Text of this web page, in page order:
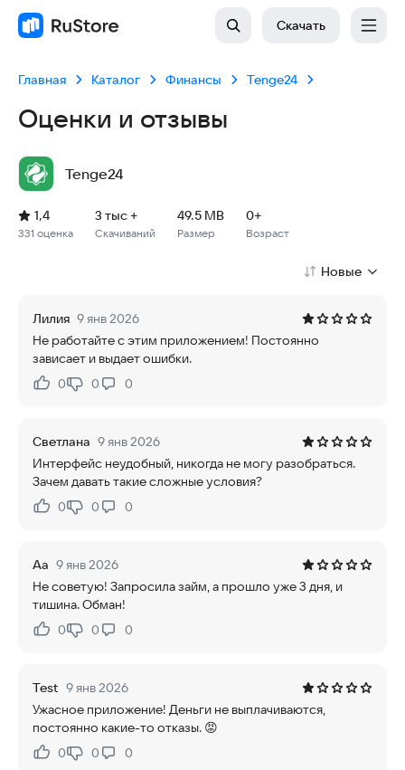
Скачать
Главная Каталог Финансы Tenge24
Оценки и отзывы
Tenge24
Рейтинг: 1,4, 331 оценка
Скачиваний: 3 тыс +
Размер файла: 49.5 MB
Возрастное ограничение: 49.5 MB
331 оценка
1,4
Скачиваний
3 тыс +
Размер
49.5 MB
Возраст
0+
Новые
Лилия 9 янв 2026
Не работайте с этим приложением! Постоянно
зависает и выдает ошибки.
Нравится:
0Не нравится:
0 0
Светлана 9 янв 2026
Интерфейс неудобный, никогда не могу разобраться.
Зачем давать такие сложные условия?
Нравится:
0Не нравится:
0 0
Аа 9 янв 2026
Не советую! Запросила займ, а прошло уже 3 дня, и
тишина. Обман!
Нравится:
0Не нравится:
0 0
Test 9 янв 2026
Ужасное приложение! Деньги не выплачиваются,
постоянно какие-то отказы. 😡
Нравится:
0Не нравится:
0 0